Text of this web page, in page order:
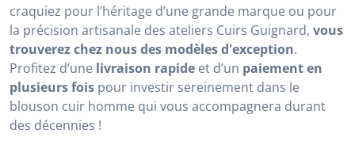
craquiez pour l’héritage d’une grande marque ou pour
la précision artisanale des ateliers Cuirs Guignard, vous
trouverez chez nous des modèles d'exception.
Profitez d’une livraison rapide et d’un paiement en
plusieurs fois pour investir sereinement dans le
blouson cuir homme qui vous accompagnera durant
des décennies !